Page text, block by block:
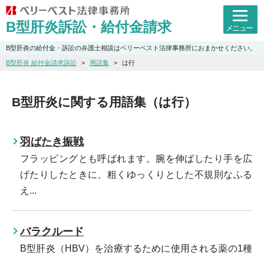
B型肝炎の給付金・訴訟の弁護士相談はベリーベスト法律事務所におまかせください。
B型肝炎訴訟・給付金請求 メニュー
B型肝炎 給付金請求訴訟 用語集 は行
B型肝炎に関する用語集（は行）
羽ばたき振戦
フラッピングとも呼ばれます。腕を伸ばしたり手を広
げたりしたときに、粗くゆっくりとした不規則なふる
え...
バラクルード
B型肝炎（HBV）を治療するために使用される薬の1種